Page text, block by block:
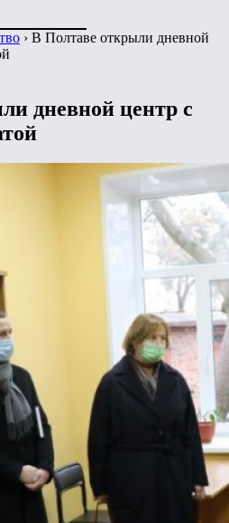
› В Полтаве открыли дневной
дневной центр с